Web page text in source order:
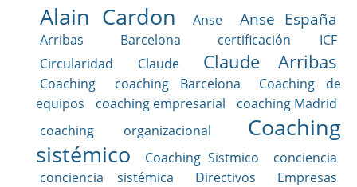
Alain Cardon Anse Anse España
Arribas Barcelona
certificación ICF
Circularidad
Claude Claude Arribas
Coaching coaching Barcelona
Coaching de
equipos
coaching empresarial
coaching Madrid
coaching organizacional
Coaching
sistémico
Coaching Sistmico
conciencia
conciencia sistémica
Directivos
Empresas